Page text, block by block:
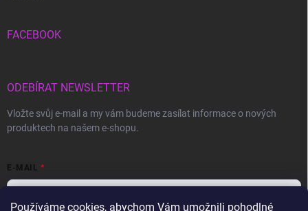
Používáme cookies, abychom Vám umožnili pohodlné
FACEBOOK
ODEBÍRAT NEWSLETTER
Vložte svůj e-mail a my vám budeme zasílat informace o nových
produktech na našem e-shopu.
E-MAIL